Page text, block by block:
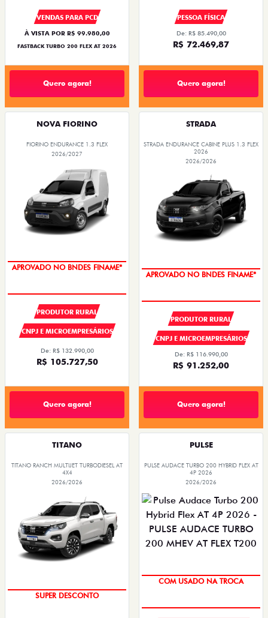
VENDAS PARA PCD
À VISTA POR R$ 99.980,00
FASTBACK TURBO 200 FLEX AT 2026
Quero agora!
PESSOA FÍSICA
De: R$ 85.490,00
R$ 72.469,87
Quero agora!
NOVA FIORINO
FIORINO ENDURANCE 1.3 FLEX
2026/2027
APROVADO NO BNDES FINAME*
PRODUTOR RURAL
CNPJ E MICROEMPRESÁRIOS
De: R$ 132.990,00
R$ 105.727,50
Quero agora!
STRADA
STRADA ENDURANCE CABINE PLUS 1.3 FLEX
2026
2026/2026
APROVADO NO BNDES FINAME*
PRODUTOR RURAL
CNPJ E MICROEMPRESÁRIOS
De: R$ 116.990,00
R$ 91.252,00
Quero agora!
TITANO
TITANO RANCH MULTIJET TURBODIESEL AT
4X4
2026/2026
SUPER DESCONTO
PULSE
PULSE AUDACE TURBO 200 HYBRID FLEX AT
4P 2026
2026/2026
COM USADO NA TROCA